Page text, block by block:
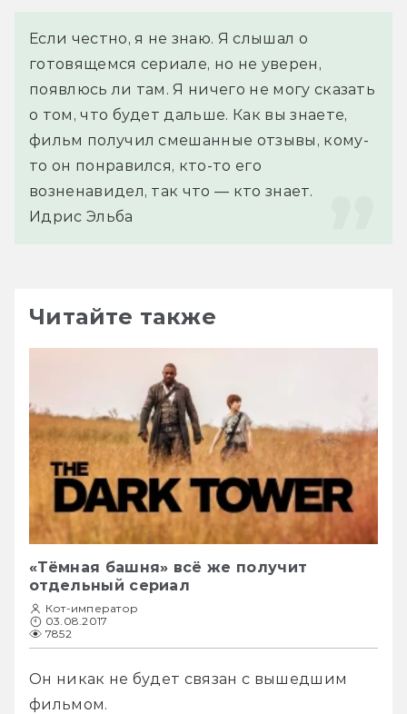
Если честно, я не знаю. Я слышал о
готовящемся сериале, но не уверен,
появлюсь ли там. Я ничего не могу сказать
о том, что будет дальше. Как вы знаете,
фильм получил смешанные отзывы, кому-
то он понравился, кто-то его
возненавидел, так что — кто знает.
Идрис Эльба
Читайте также
«Тёмная башня» всё же получит
отдельный сериал
Кот-император
03.08.2017
7852
Он никак не будет связан с вышедшим
фильмом.